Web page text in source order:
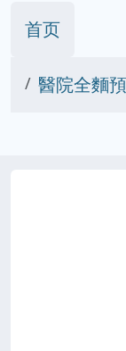
首页
醫院全麵